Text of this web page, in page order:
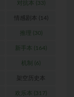
对抗本 (33)
情感剧本 (14)
推理 (30)
新手本 (164)
机制 (6)
架空历史本
(102)
欢乐本 (317)